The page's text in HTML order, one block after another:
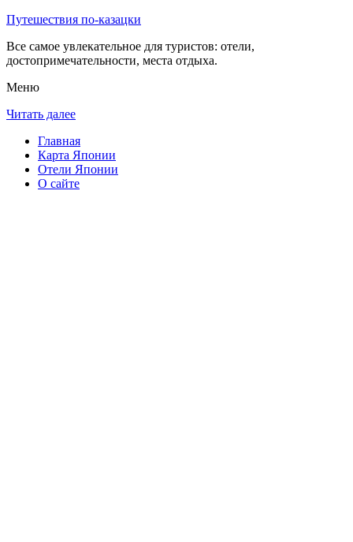
Путешествия по-казацки
Все самое увлекательное для туристов: отели,
достопримечательности, места отдыха.
Меню
Читать далее
Главная
Карта Японии
Отели Японии
О сайте